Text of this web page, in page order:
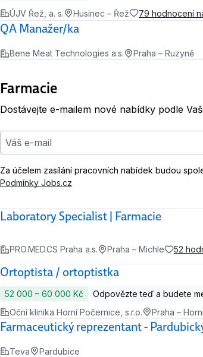
ÚJV Řež, a. s.
Husinec – Řež 79 hodnocení
QA Manažer/ka
Bene Meat Technologies a.s. Praha – Ruzyně
Farmacie
Dostávejte e-mailem nové nabídky podle
Váš e-mail
Za účelem zasílání pracovních nabídek budou
Podmínky Jobs.cz
Laboratory Specialist | Farmacie
PRO.MED.CS Praha a.s. Praha – Michle 52
Ortoptista / ortoptistka
52 000 ‍–‍ 60 000 Kč
Odpovězte teď a budete
Oční klinika Horní Počernice, s.r.o.
Praha –
Farmaceutický reprezentant -
Teva Pardubice